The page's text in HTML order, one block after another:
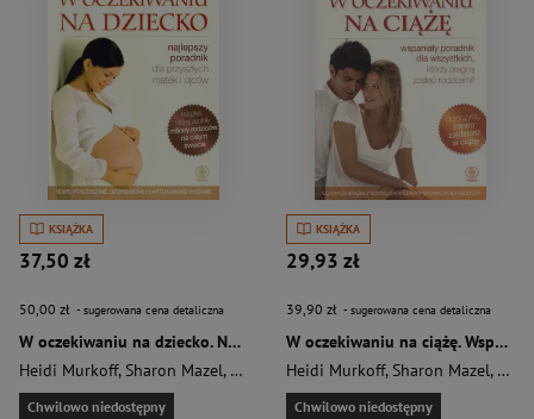
KSIĄŻKA
37,50 zł
50,00 zł - sugerowana cena detaliczna
W oczekiwaniu na dziecko. Najlepszy poradnik dla przyszłych matek i ojców
Heidi Murkoff, Sharon Mazel, Murkoff Heidi
Chwilowo niedostępny
KSIĄŻKA
29,93 zł
39,90 zł - sugerowana cena detaliczna
W oczekiwaniu na ciążę. Wspaniały poradnik dla wszystkich, któzy pragną zostać rodzicami
Heidi Murkoff, Sharon Mazel,
Chwilowo niedostępny